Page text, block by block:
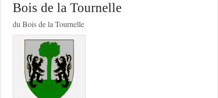
Bois de la Tournelle
du Bois de la Tournelle